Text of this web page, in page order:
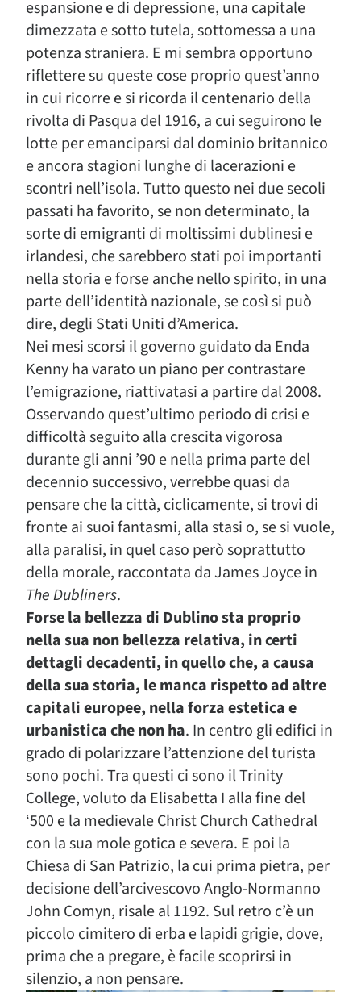
espansione e di depressione, una capitale
dimezzata e sotto tutela, sottomessa a una
potenza straniera. E mi sembra opportuno
riflettere su queste cose proprio quest’anno
in cui ricorre e si ricorda il centenario della
rivolta di Pasqua del 1916, a cui seguirono le
lotte per emanciparsi dal dominio britannico
e ancora stagioni lunghe di lacerazioni e
scontri nell’isola. Tutto questo nei due secoli
passati ha favorito, se non determinato, la
sorte di emigranti di moltissimi dublinesi e
irlandesi, che sarebbero stati poi importanti
nella storia e forse anche nello spirito, in una
parte dell’identità nazionale, se così si può
dire, degli Stati Uniti d’America.
Nei mesi scorsi il governo guidato da Enda
Kenny ha varato un piano per contrastare
l’emigrazione, riattivatasi a partire dal 2008.
Osservando quest’ultimo periodo di crisi e
difficoltà seguito alla crescita vigorosa
durante gli anni ’90 e nella prima parte del
decennio successivo, verrebbe quasi da
pensare che la città, ciclicamente, si trovi di
fronte ai suoi fantasmi, alla stasi o, se si vuole,
alla paralisi, in quel caso però soprattutto
della morale, raccontata da James Joyce in
The Dubliners.
Forse la bellezza di Dublino sta proprio
nella sua non bellezza relativa, in certi
dettagli decadenti, in quello che, a causa
della sua storia, le manca rispetto ad altre
capitali europee, nella forza estetica e
urbanistica che non ha. In centro gli edifici in
grado di polarizzare l’attenzione del turista
sono pochi. Tra questi ci sono il Trinity
College, voluto da Elisabetta I alla fine del
‘500 e la medievale Christ Church Cathedral
con la sua mole gotica e severa. E poi la
Chiesa di San Patrizio, la cui prima pietra, per
decisione dell’arcivescovo Anglo-Normanno
John Comyn, risale al 1192. Sul retro c’è un
piccolo cimitero di erba e lapidi grigie, dove,
prima che a pregare, è facile scoprirsi in
silenzio, a non pensare.